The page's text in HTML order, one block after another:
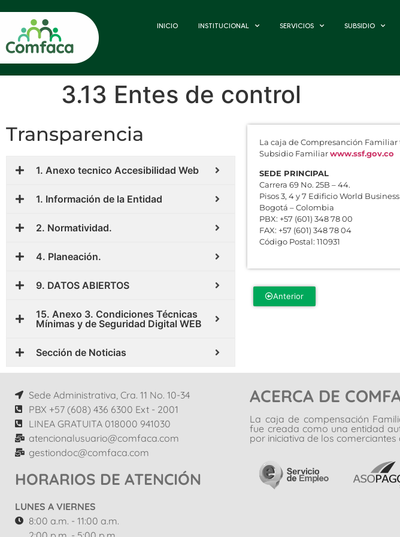
INICIO INSTITUCIONAL SERVICIOS SUBSIDIO
3.13 Entes de control
Transparencia
1. Anexo tecnico Accesibilidad Web
1. Información de la Entidad
2. Normatividad.
4. Planeación.
9. DATOS ABIERTOS
15. Anexo 3. Condiciones Técnicas
Mínimas y de Seguridad Digital WEB
Sección de Noticias
La caja de Compresanción
Subsidio Familiarwww.ssf.gov.co
SEDE PRINCIPAL
Carrera 69 No. 25B – 44.
Pisos 3, 4 y 7 Edificio World
Bogotá – Colombia
PBX: +57 (601) 348 78 00
FAX: +57 (601) 348 78 04
Código Postal: 110931
Anterior
Sede Administrativa, Cra. 11 No. 10-34
PBX +57 (608) 436 6300 Ext - 2001
LINEA GRATUITA 018000 941030
atencionalusuario@comfaca.com
gestiondoc@comfaca.com
HORARIOS DE ATENCIÓN
LUNES A VIERNES
8:00 a.m. - 11:00 a.m.
ACERCA DE
La caja de compensación
fue creada como una entidad
por iniciativa de los